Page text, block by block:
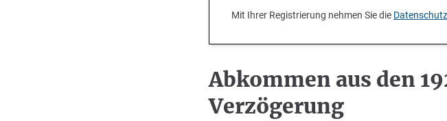
Mit Ihrer Registrierung nehmen Sie die
Abkommen aus den
Verzögerung